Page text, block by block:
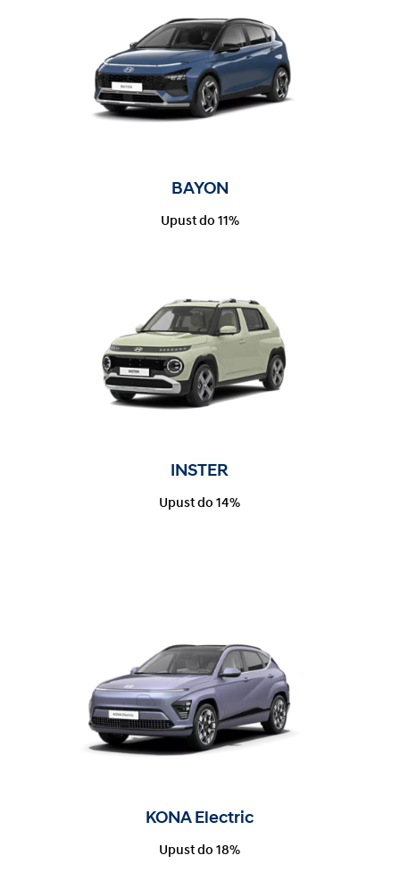
BAYON
Upust do 11%
INSTER
Upust do 14%
KONA Electric
Upust do 18%